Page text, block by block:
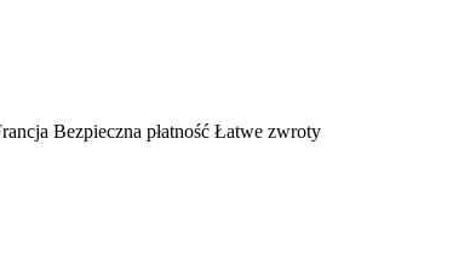
Bezpieczna płatność Łatwe zwroty